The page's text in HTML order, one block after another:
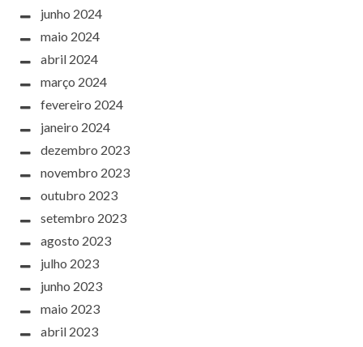
junho 2024
maio 2024
abril 2024
março 2024
fevereiro 2024
janeiro 2024
dezembro 2023
novembro 2023
outubro 2023
setembro 2023
agosto 2023
julho 2023
junho 2023
maio 2023
abril 2023